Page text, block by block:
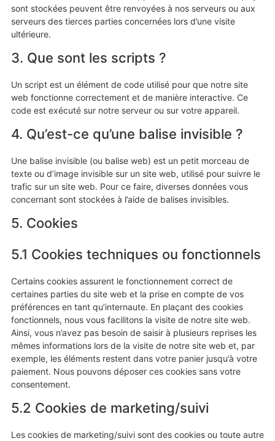
sont stockées peuvent être renvoyées à nos serveurs ou aux
serveurs des tierces parties concernées lors d’une visite
ultérieure.
3. Que sont les scripts ?
Un script est un élément de code utilisé pour que notre site
web fonctionne correctement et de manière interactive. Ce
code est exécuté sur notre serveur ou sur votre appareil.
4. Qu’est-ce qu’une balise invisible ?
Une balise invisible (ou balise web) est un petit morceau de
texte ou d’image invisible sur un site web, utilisé pour suivre le
trafic sur un site web. Pour ce faire, diverses données vous
concernant sont stockées à l’aide de balises invisibles.
5. Cookies
5.1 Cookies techniques ou fonctionnels
Certains cookies assurent le fonctionnement correct de
certaines parties du site web et la prise en compte de vos
préférences en tant qu’internaute. En plaçant des cookies
fonctionnels, nous vous facilitons la visite de notre site web.
Ainsi, vous n’avez pas besoin de saisir à plusieurs reprises les
mêmes informations lors de la visite de notre site web et, par
exemple, les éléments restent dans votre panier jusqu’à votre
paiement. Nous pouvons déposer ces cookies sans votre
consentement.
5.2 Cookies de marketing/suivi
Les cookies de marketing/suivi sont des cookies ou toute autre